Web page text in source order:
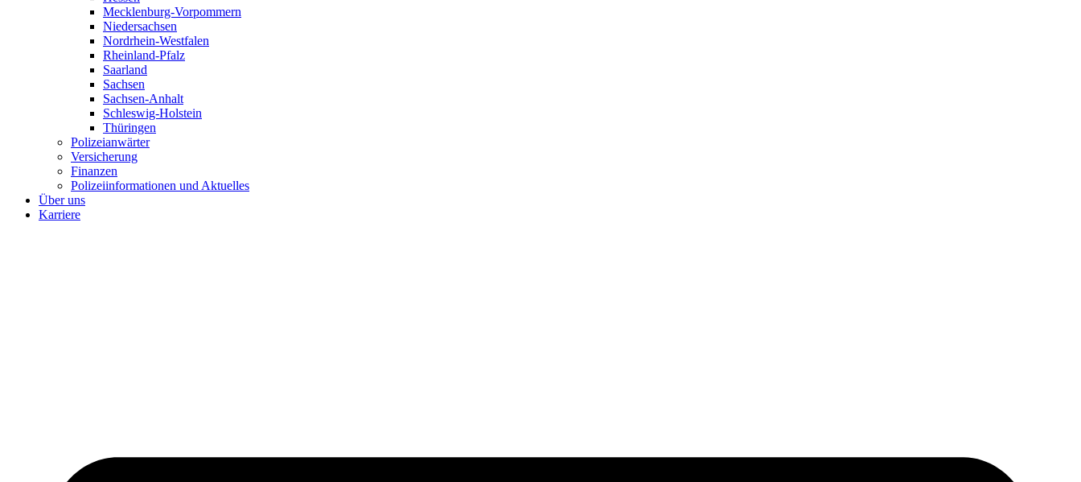
Mecklenburg-Vorpommern
Niedersachsen
Nordrhein-Westfalen
Rheinland-Pfalz
Saarland
Sachsen
Sachsen-Anhalt
Schleswig-Holstein
Thüringen
Polizeianwärter
Versicherung
Finanzen
Polizeiinformationen und Aktuelles
Über uns
Karriere